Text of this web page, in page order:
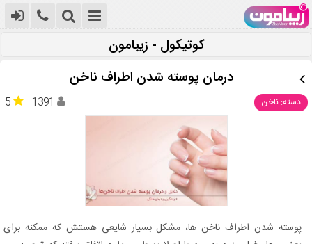
کوتیکول - زیبامون
درمان پوسته شدن اطراف ناخن
دسته: ناخن 5 1391
پوسته شدن اطراف ناخن ها، مشکل بسیار شایعی هستش که ممکنه برای